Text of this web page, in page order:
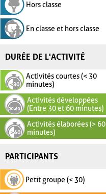
Hors classe
En classe et hors classe
DURÉE DE L'ACTIVITÉ
Activités courtes (< 30
minutes)
Activités développées
(Entre 30 et 60 minutes)
Activités élaborées (> 60
minutes)
PARTICIPANTS
Petit groupe (< 30)